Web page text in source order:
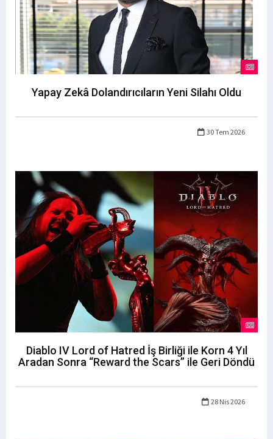
Yapay Zekâ Dolandırıcıların Yeni Silahı Oldu
30 Tem 2026
Diablo IV Lord of Hatred İş Birliği ile Korn 4 Yıl
Aradan Sonra “Reward the Scars” ile Geri Döndü
28 Nis 2026